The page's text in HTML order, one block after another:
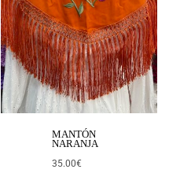
MANTÓN
NARANJA
35.00€